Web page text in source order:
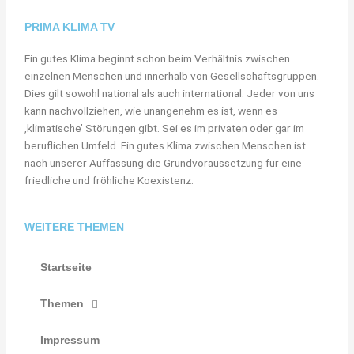
Adam Opel, Gründer der Firma
PRIMA KLIMA TV
Ein gutes Klima beginnt schon beim Verhältnis zwischen
einzelnen Menschen und innerhalb von Gesellschaftsgruppen.
Dies gilt sowohl national als auch international. Jeder von uns
kann nachvollziehen, wie unangenehm es ist, wenn es
‚klimatische’ Störungen gibt. Sei es im privaten oder gar im
beruflichen Umfeld. Ein gutes Klima zwischen Menschen ist
nach unserer Auffassung die Grundvoraussetzung für eine
friedliche und fröhliche Koexistenz.
WEITERE THEMEN
Startseite
Themen
Impressum